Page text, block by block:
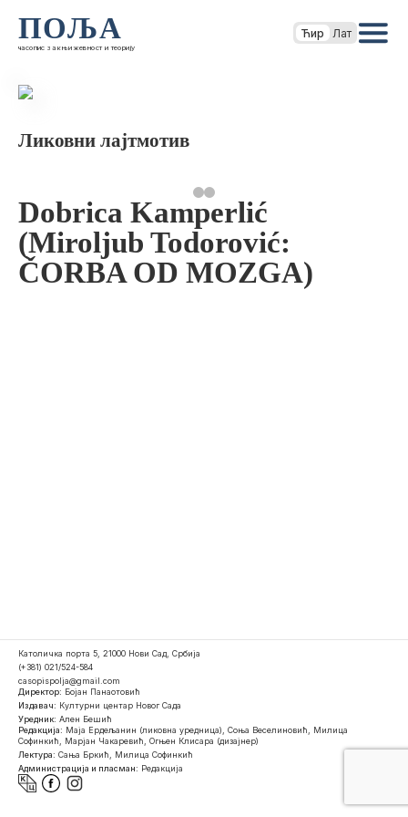
ПОЉА
часопис за књижевност и теорију
Ћир Лат
Ликовни лајтмотив
Dobrica Kamperlić
(Miroljub Todorović:
ČORBA OD MOZGA)
Католичка порта 5, 21000 Нови Сад, Србија
(+381) 021/524-584
casopispolja@gmail.com
Директор: Бојан Панаотовић
Издавач: Културни центар Новог Сада
Уредник: Ален Бешић
Редакција: Маја Ердељанин (ликовна уредница), Соња Веселиновић, Милица
Софинкић, Марјан Чакаревић, Огњен Клисара (дизајнер)
Лектура: Сања Бркић, Милица Софинкић
Администрација и пласман: Редакција